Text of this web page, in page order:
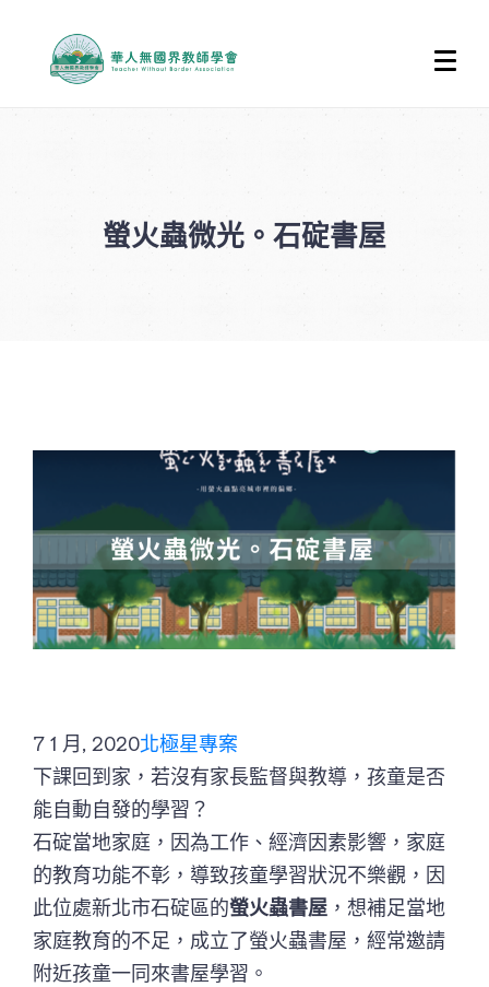
螢火蟲微光。石碇書屋
7 1 月, 2020北極星專案
下課回到家，若沒有家長監督與教導，孩童是否
能自動自發的學習？
石碇當地家庭，因為工作、經濟因素影響，家庭
的教育功能不彰，導致孩童學習狀況不樂觀，因
此位處新北市石碇區的螢火蟲書屋 ，想補足當地
家庭教育的不足，成立了螢火蟲書屋，經常邀請
附近孩童一同來書屋學習。